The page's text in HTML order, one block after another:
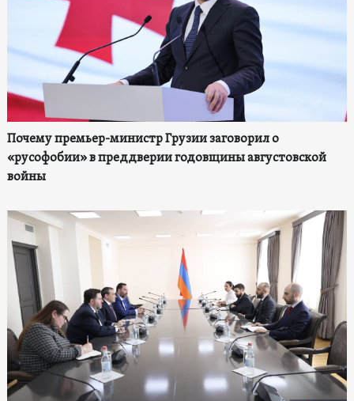
Почему премьер-министр Грузии заговорил о
«русофобии» в преддверии годовщины августовской
войны